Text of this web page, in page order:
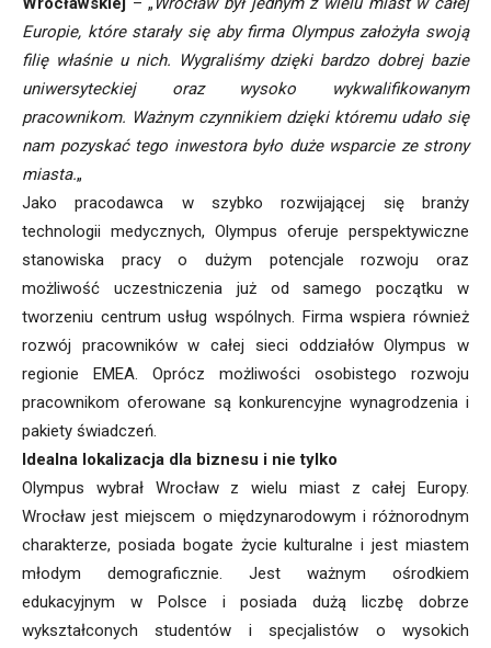
Europie, które starały się aby firma Olympus założyła swoją
filię właśnie u nich. Wygraliśmy dzięki bardzo dobrej bazie
uniwersyteckiej oraz wysoko wykwalifikowanym
pracownikom. Ważnym czynnikiem dzięki któremu udało się
nam pozyskać tego inwestora było duże wsparcie ze strony
miasta.„
Jako pracodawca w szybko rozwijającej się branży
technologii medycznych, Olympus oferuje perspektywiczne
stanowiska pracy o dużym potencjale rozwoju oraz
możliwość uczestniczenia już od samego początku w
tworzeniu centrum usług wspólnych. Firma wspiera również
rozwój pracowników w całej sieci oddziałów Olympus w
regionie EMEA. Oprócz możliwości osobistego rozwoju
pracownikom oferowane są konkurencyjne wynagrodzenia i
pakiety świadczeń.
Idealna lokalizacja dla biznesu i nie tylko
Olympus wybrał Wrocław z wielu miast z całej Europy.
Wrocław jest miejscem o międzynarodowym i różnorodnym
charakterze, posiada bogate życie kulturalne i jest miastem
młodym demograficznie. Jest ważnym ośrodkiem
edukacyjnym w Polsce i posiada dużą liczbę dobrze
wykształconych studentów i specjalistów o wysokich